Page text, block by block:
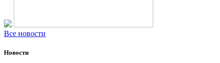
Все новости
Новости